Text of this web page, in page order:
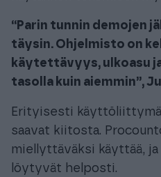
“Parin tunnin demojen
täysin. Ohjelmisto on
käytettävyys, ulkoasu
tasolla kuin aiemmin”,
Erityisesti
saavat kiitosta.
miellyttäväksi käyttää,
löytyvät helposti.